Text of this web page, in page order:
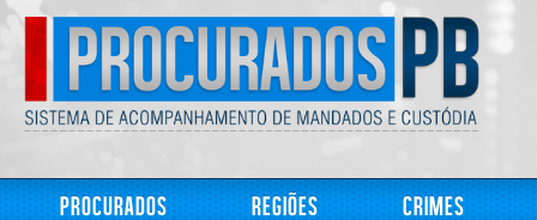
Procurados Regiões Crimes